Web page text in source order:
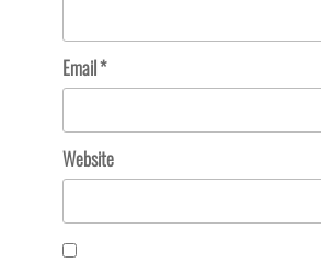
Email*
Website